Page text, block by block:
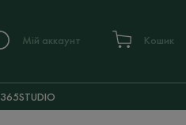
Мій аккаунт Кошик
365STUDIO